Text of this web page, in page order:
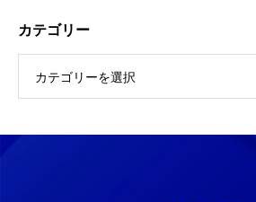
カテゴリー
カテゴリーを選択